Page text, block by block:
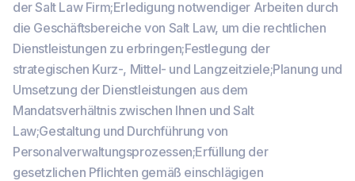
der Salt Law Firm;Erledigung notwendiger Arbeiten durch
die Geschäftsbereiche von Salt Law, um die rechtlichen
Dienstleistungen zu erbringen;Festlegung der
strategischen Kurz-, Mittel- und Langzeitziele;Planung und
Umsetzung der Dienstleistungen aus dem
Mandatsverhältnis zwischen Ihnen und Salt
Law;Gestaltung und Durchführung von
Personalverwaltungsprozessen;Erfüllung der
gesetzlichen Pflichten gemäß einschlägigen